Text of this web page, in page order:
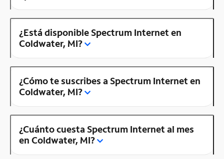
¿Está disponible Spectrum Internet en
Coldwater, MI?
¿Cómo te suscribes a Spectrum Internet en
Coldwater, MI?
¿Cuánto cuesta Spectrum Internet al mes
en Coldwater, MI?